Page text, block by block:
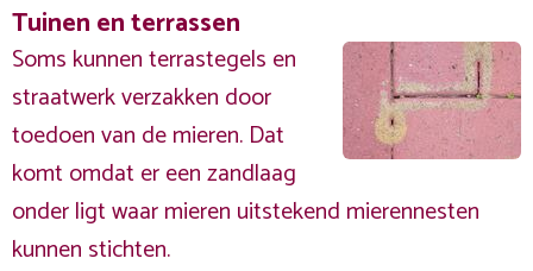
Tuinen en terrassen
Soms kunnen terrastegels en
straatwerk verzakken door
toedoen van de mieren. Dat
komt omdat er een zandlaag
onder ligt waar mieren uitstekend mierennesten
kunnen stichten.